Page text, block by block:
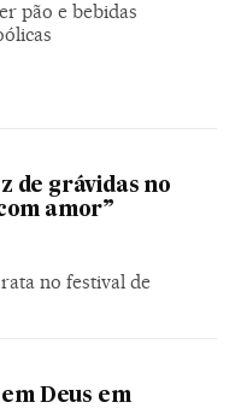
pão e bebidas
de grávidas no
amor”
no festival de
Deus em